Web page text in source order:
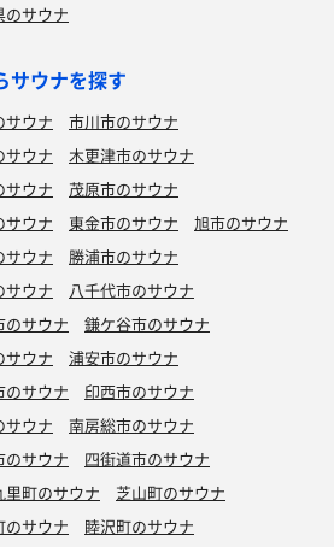
のサウナ
サウナを探す
サウナ
市川市のサウナ
サウナ
木更津市のサウナ
サウナ
茂原市のサウナ
サウナ 東金市のサウナ
旭市のサウナ
サウナ
勝浦市のサウナ
サウナ
八千代市のサウナ
のサウナ
鎌ケ谷市のサウナ
サウナ
浦安市のサウナ
のサウナ
印西市のサウナ
サウナ
南房総市のサウナ
のサウナ
四街道市のサウナ
里町のサウナ
芝山町のサウナ
のサウナ
睦沢町のサウナ